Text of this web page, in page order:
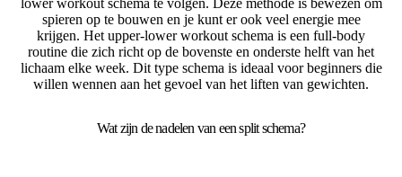
lower workout schema te volgen. Deze methode is bewezen om
spieren op te bouwen en je kunt er ook veel energie mee
krijgen. Het upper-lower workout schema is een full-body
routine die zich richt op de bovenste en onderste helft van het
lichaam elke week. Dit type schema is ideaal voor beginners die
willen wennen aan het gevoel van het liften van gewichten.
Wat zijn de nadelen van een split schema?